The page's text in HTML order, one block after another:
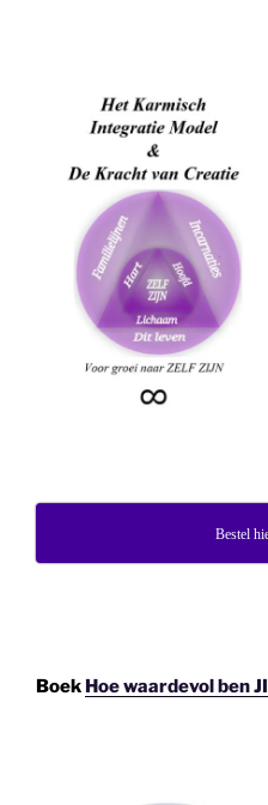
Bestel
Boek Hoe waardevol ben